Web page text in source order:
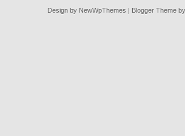
Design by NewWpThemes | Blogger Theme